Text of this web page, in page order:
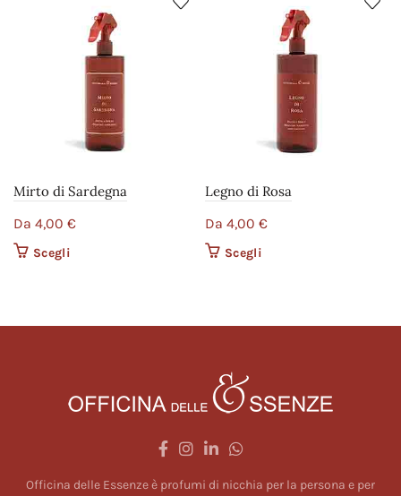
nella pagina del
prodotto
nella pagina del
prodotto
Mirto di Sardegna
Da 4,00 €
Scegli
Legno di Rosa
Da 4,00 €
Scegli
Officina delle Essenze è profumi di nicchia per la persona e per